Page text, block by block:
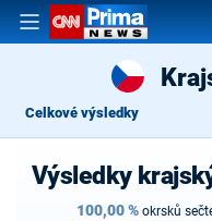
Celkové výsledky
Výsledky
100,00% okrsků